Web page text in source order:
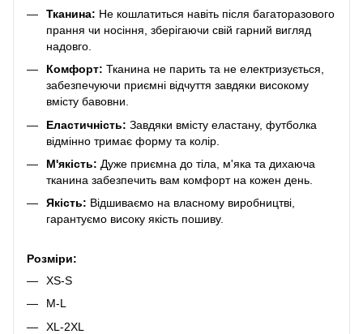
Тканина: Не кошлатиться навіть після багаторазового
прання чи носіння, зберігаючи свій гарний вигляд
надовго.
Комфорт: Тканина не парить та не електризується,
забезпечуючи приємні відчуття завдяки високому
вмісту бавовни.
Еластичність: Завдяки вмісту еластану, футболка
відмінно тримає форму та колір.
М'якість: Дуже приємна до тіла, м'яка та дихаюча
тканина забезпечить вам комфорт на кожен день.
Якість: Відшиваємо на власному виробництві,
гарантуємо високу якість пошиву.
Розміри:
XS-S
M-L
XL-2XL